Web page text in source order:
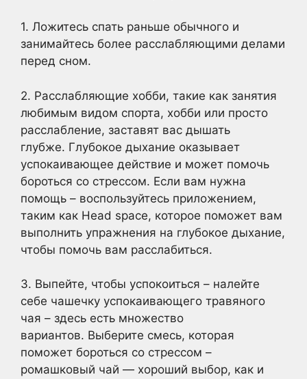
1. Ложитесь спать раньше обычного и
занимайтесь более расслабляющими делами
перед сном.
2. Расслабляющие хобби, такие как занятия
любимым видом спорта, хобби или просто
расслабление, заставят вас дышать
глубже. Глубокое дыхание оказывает
успокаивающее действие и может помочь
бороться со стрессом. Если вам нужна
помощь – воспользуйтесь приложением,
таким как Head space, которое поможет вам
выполнить упражнения на глубокое дыхание,
чтобы помочь вам расслабиться.
3. Выпейте, чтобы успокоиться – налейте
себе чашечку успокаивающего травяного
чая – здесь есть множество
вариантов. Выберите смесь, которая
поможет бороться со стрессом –
ромашковый чай — хороший выбор, как и